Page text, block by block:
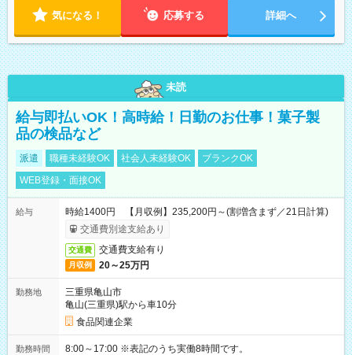
気になる！ 応募する 詳細へ
未読
給与即払いOK！高時給！日勤のお仕事！菓子製
品の検品など
派遣 職種未経験OK 社会人未経験OK
ブランクOK
WEB登録・面接OK
給与
時給1400円 【月収例】235,200円～(割増含まず／21日計算)
交通費別途支給あり
交通費 交通費支給有り
月収例 20～25万円
勤務地
三重県亀山市
亀山(三重県)駅から車10分
食品関連企業
勤務時間 8:00～17:00 ※表記のうち実働8時間です。